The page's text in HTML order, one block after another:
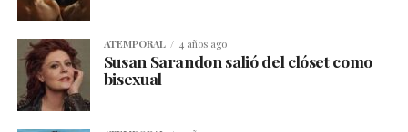
ATEMPORAL 4 años ago
Susan Sarandon salió del clóset como
bisexual